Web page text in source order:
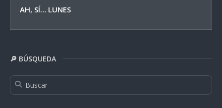
AH, SÍ… LUNES
🔎 BÚSQUEDA